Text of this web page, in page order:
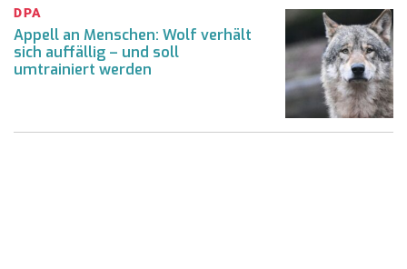
DPA
Appell an Menschen: Wolf verhält
sich auffällig – und soll
umtrainiert werden